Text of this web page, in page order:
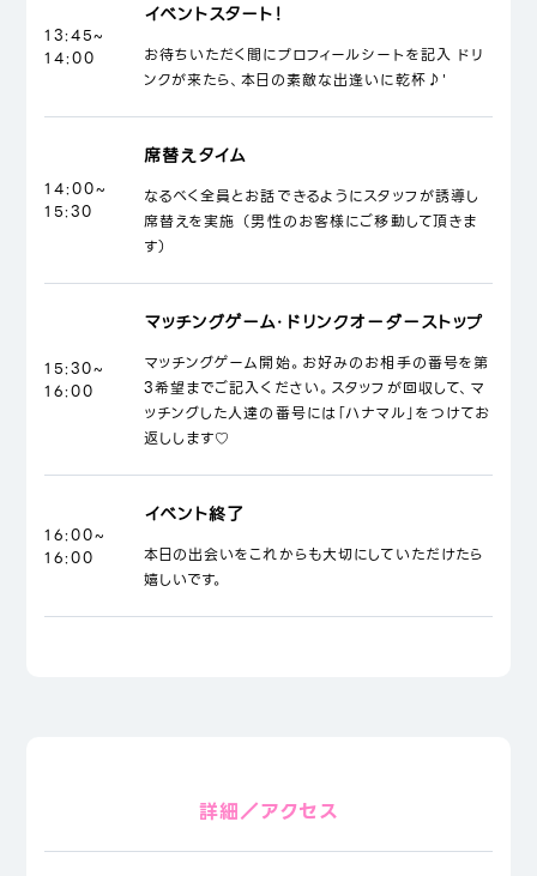
13:45~
14:00
イベントスタート！
お待ちいただく間にプロフィールシートを記入 ドリ
ンクが来たら、本日の素敵な出逢いに乾杯♪'
14:00~
15:30
席替えタイム
なるべく全員とお話できるようにスタッフが誘導し
席替えを実施 （男性のお客様にご移動して頂きま
す）
15:30~
16:00
マッチングゲーム・ドリンクオーダーストップ
マッチングゲーム開始。お好みのお相手の番号を第
3希望までご記入ください。スタッフが回収して、マ
ッチングした人達の番号には「ハナマル」をつけてお
返しします♡
16:00~
16:00
イベント終了
本日の出会いをこれからも大切にしていただけたら
嬉しいです。
詳細／アクセス